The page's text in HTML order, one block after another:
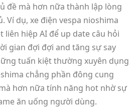
đề mà hơn nữa thành lập lòng
Ví dụ, xe điện vespa nioshima
liên hiệp AI để up date câu hỏi
gian đợi đợi and tăng sự say
tuấn kiệt thường xuyên dụng
chẳng phần đông cung
hơn nữa tính năng hot nhờ sự
ăn uống người dùng.